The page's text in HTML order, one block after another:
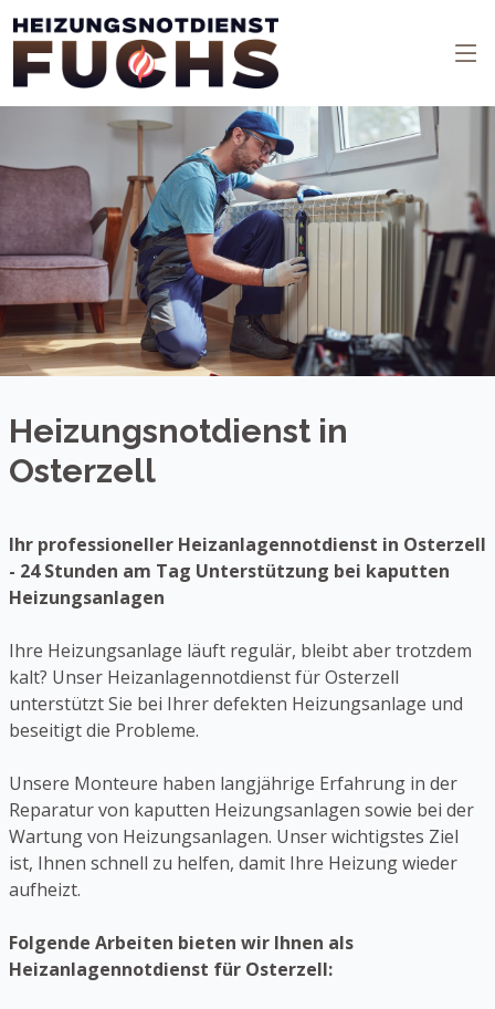
Heizungsnotdienst in
Osterzell
Ihr professioneller Heizanlagennotdienst in Osterzell
- 24 Stunden am Tag Unterstützung bei kaputten
Heizungsanlagen
Ihre Heizungsanlage läuft regulär, bleibt aber trotzdem
kalt? Unser Heizanlagennotdienst für Osterzell
unterstützt Sie bei Ihrer defekten Heizungsanlage und
beseitigt die Probleme.
Unsere Monteure haben langjährige Erfahrung in der
Reparatur von kaputten Heizungsanlagen sowie bei der
Wartung von Heizungsanlagen. Unser wichtigstes Ziel
ist, Ihnen schnell zu helfen, damit Ihre Heizung wieder
aufheizt.
Folgende Arbeiten bieten wir Ihnen als
Heizanlagennotdienst für Osterzell: